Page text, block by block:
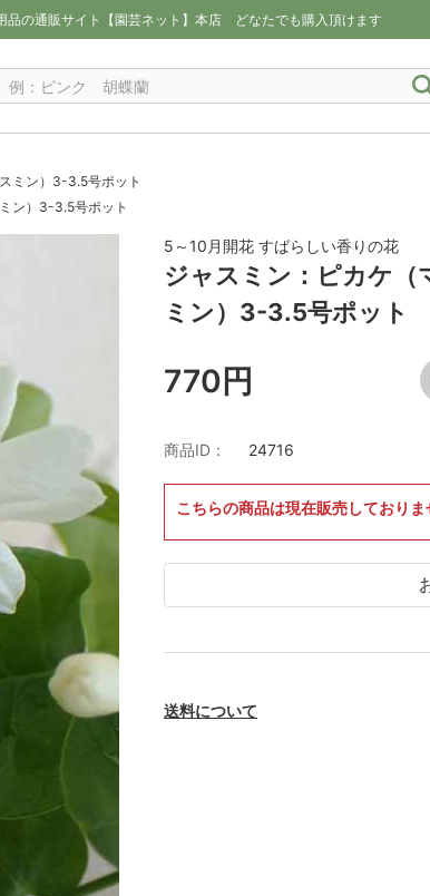
品の通販サイト【園芸ネット】本店 どなたでも購入頂けます
ミン）3-3.5号ポット
ン）3-3.5号ポット
5～10月開花 すばらしい香りの花
ジャスミン：ピカケ（
ミン）3-3.5号ポット
770円
商品ID： 24716
こちらの商品は現在販売しておりま
送料について